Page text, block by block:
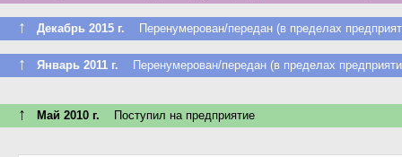
↑ Декабрь 2015 г. Перенумерован/передан (в пределах
↑ Январь 2011 г. Перенумерован/передан (в пределах
↑ Май 2010 г. Поступил на предприятие